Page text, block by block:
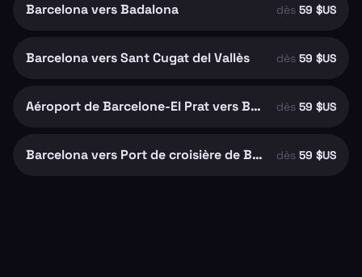
Barcelona vers Badalona dès 59 $US
Barcelona vers Sant Cugat del Vallès dès 59 $US
Aéroport de Barcelone-El Prat vers Barcelona dès 59 $US
Barcelona vers Port de croisière de Barcelone dès 59 $US